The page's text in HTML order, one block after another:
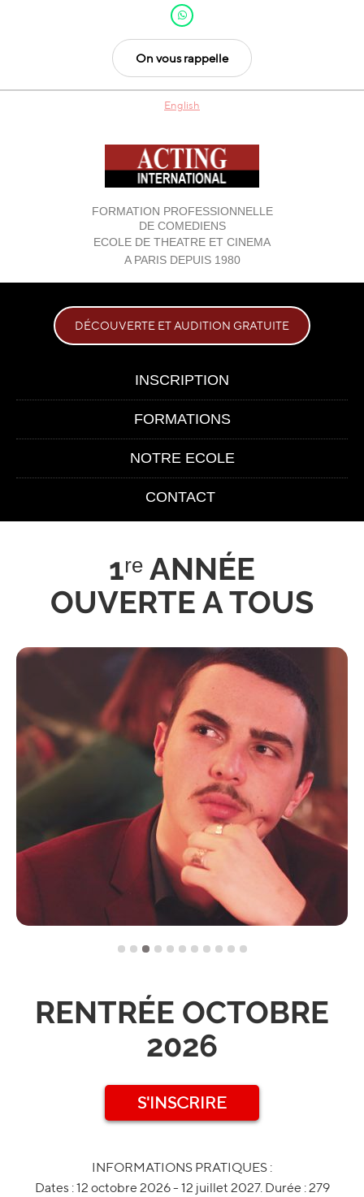
On vous rappelle
English
FORMATION PROFESSIONNELLE
DE COMEDIENS
ECOLE DE THEATRE ET CINEMA
A PARIS DEPUIS 1980
DÉCOUVERTE ET AUDITION GRATUITE
INSCRIPTION
FORMATIONS
NOTRE ECOLE
CONTACT
1ʳᵉ ANNÉE
OUVERTE A TOUS
RENTRÉE OCTOBRE
2026
S'INSCRIRE
INFORMATIONS PRATIQUES :
Dates : 12 octobre 2026 - 12 juillet 2027. Durée : 279